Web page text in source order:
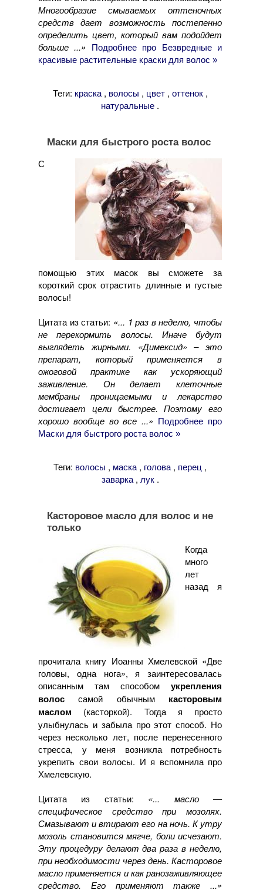
Многообразие смываемых оттеночных
средств дает возможность постепенно
определить цвет, который вам подойдет
больше ...»
Подробнее про Безвредные и
красивые растительные краски для волос »
Теги: краска, волосы , цвет, оттенок,
натуральные .
Маски для быстрого роста волос
С
помощью этих масок вы сможете за
короткий срок отрастить длинные и густые
волосы!
Цитата из статьи: «... 1 раз в неделю, чтобы
не перекормить волосы. Иначе будут
выглядеть жирными. «Димексид» – это
препарат, который применяется в
ожоговой практике как ускоряющий
заживление. Он делает клеточные
мембраны проницаемыми и лекарство
достигает цели быстрее. Поэтому его
хорошо вообще во все ...» Подробнее про
Маски для быстрого роста волос »
Теги: волосы , маска , голова , перец ,
заварка, лук.
Касторовое масло для волос и не
только
Когда
много
лет
назад я
прочитала книгу Иоанны Хмелевской «Две
головы, одна нога», я заинтересовалась
описанным там способом укрепления
волос самой обычным касторовым
маслом (касторкой). Тогда я просто
улыбнулась и забыла про этот способ. Но
через несколько лет, после перенесенного
стресса, у меня возникла потребность
укрепить свои волосы. И я вспомнила про
Хмелевскую.
Цитата из статьи: «... масло —
специфическое средство при мозолях.
Смазывают и втирают его на ночь. К утру
мозоль становится мягче, боли исчезают.
Эту процедуру делают два раза в неделю,
при необходимости через день. Касторовое
масло применяется и как ранозаживляющее
средство. Его применяют также ...»